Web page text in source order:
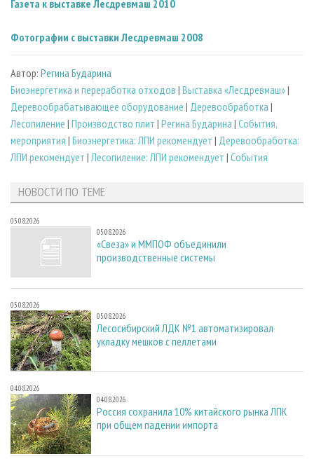
Газета к выставке Лесдревмаш 2010
Фотографии с выставки Лесдревмаш 2008
Автор: Регина Бударина
Биoэнергетика и переработка отходов | Выставка «Лесдревмаш»|
Деревообрабатывающее оборудование | Деревообработка |
Лесопиление | Производство плит | Регина Бударина | События,
мероприятия | Биоэнергетика: ЛПИ рекомендует | Деревообработка:
ЛПИ рекомендует | Лесопиление: ЛПИ рекомендует | События
НОВОСТИ ПО ТЕМЕ
05.08.2026
05.08.2026
«Свеза» и ММПОФ объединили
производственные системы
05.08.2026
05.08.2026
Лесосибирский ЛДК №1 автоматизировал
укладку мешков с пеллетами
04.08.2026
04.08.2026
Россия сохранила 10% китайского рынка ЛПК
при общем падении импорта